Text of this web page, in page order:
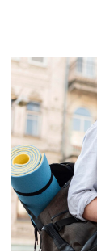
Бизнес виза
Для поездок,
например, для
встречах с